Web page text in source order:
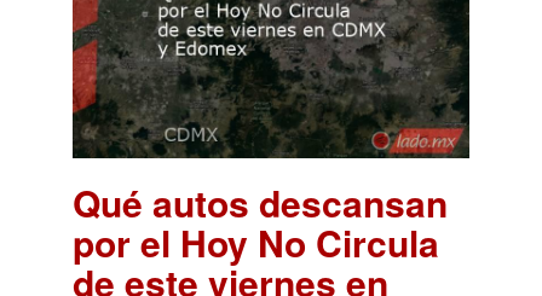
Qué autos descansan
por el Hoy No Circula
de este viernes en